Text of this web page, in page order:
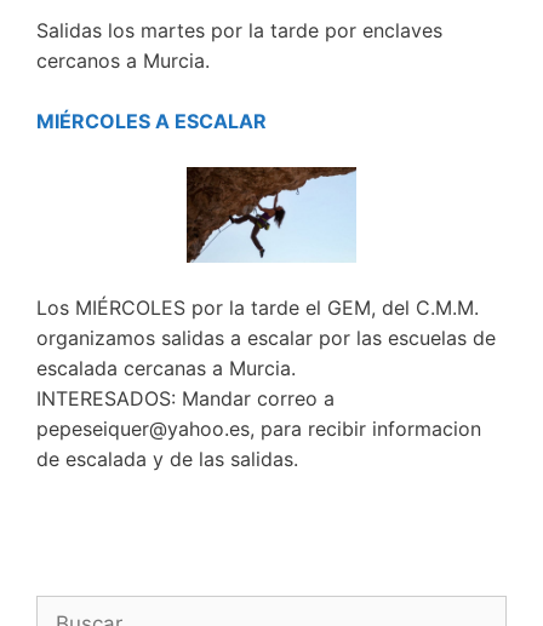
Salidas los martes por la tarde por enclaves
cercanos a Murcia.
MIÉRCOLES A ESCALAR
Los MIÉRCOLES por la tarde el GEM, del C.M.M.
organizamos salidas a escalar por las escuelas de
escalada cercanas a Murcia.
INTERESADOS: Mandar correo a
pepeseiquer@yahoo.es, para recibir informacion
de escalada y de las salidas.